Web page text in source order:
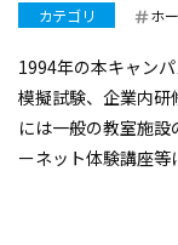
カテゴリ
ホ
1994年の本キャン
模擬試験、企業内研
には一般の教室施
ーネット体験講座